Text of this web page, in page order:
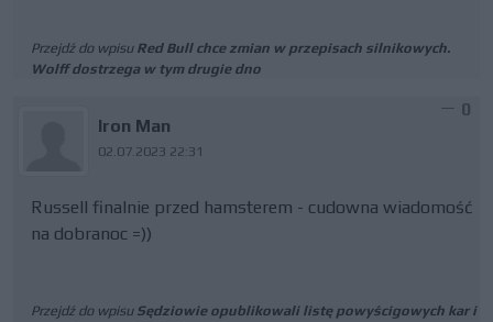
Przejdź do wpisu Red Bull chce zmian w przepisach silnikowych.
Wolff dostrzega w tym drugie dno
Iron Man
02.07.2023 22:31
0
Russell finalnie przed hamsterem - cudowna wiadomość
na dobranoc =))
Przejdź do wpisu Sędziowie opublikowali listę powyścigowych kar i